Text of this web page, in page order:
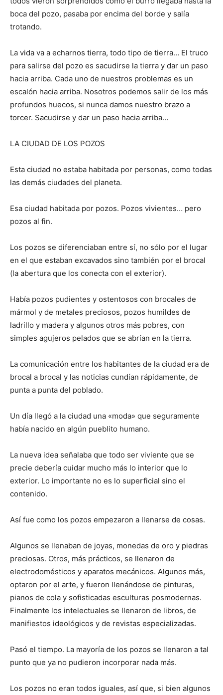
boca del pozo, pasaba por encima del borde y salía
trotando.
La vida va a echarnos tierra, todo tipo de tierra… El truco
para salirse del pozo es sacudirse la tierra y dar un paso
hacia arriba. Cada uno de nuestros problemas es un
escalón hacia arriba. Nosotros podemos salir de los más
profundos huecos, si nunca damos nuestro brazo a
torcer. Sacudirse y dar un paso hacia arriba…
LA CIUDAD DE LOS POZOS
Esta ciudad no estaba habitada por personas, como todas
las demás ciudades del planeta.
Esa ciudad habitada por pozos. Pozos vivientes… pero
pozos al fin.
Los pozos se diferenciaban entre sí, no sólo por el lugar
en el que estaban excavados sino también por el brocal
(la abertura que los conecta con el exterior).
Había pozos pudientes y ostentosos con brocales de
mármol y de metales preciosos, pozos humildes de
ladrillo y madera y algunos otros más pobres, con
simples agujeros pelados que se abrían en la tierra.
La comunicación entre los habitantes de la ciudad era de
brocal a brocal y las noticias cundían rápidamente, de
punta a punta del poblado.
Un día llegó a la ciudad una «moda» que seguramente
había nacido en algún pueblito humano.
La nueva idea señalaba que todo ser viviente que se
precie debería cuidar mucho más lo interior que lo
exterior. Lo importante no es lo superficial sino el
contenido.
Así fue como los pozos empezaron a llenarse de cosas.
Algunos se llenaban de joyas, monedas de oro y piedras
preciosas. Otros, más prácticos, se llenaron de
electrodomésticos y aparatos mecánicos. Algunos más,
optaron por el arte, y fueron llenándose de pinturas,
pianos de cola y sofisticadas esculturas posmodernas.
Finalmente los intelectuales se llenaron de libros, de
manifiestos ideológicos y de revistas especializadas.
Pasó el tiempo. La mayoría de los pozos se llenaron a tal
punto que ya no pudieron incorporar nada más.
Los pozos no eran todos iguales, así que, si bien algunos